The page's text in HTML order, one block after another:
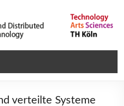
verteilte Systeme